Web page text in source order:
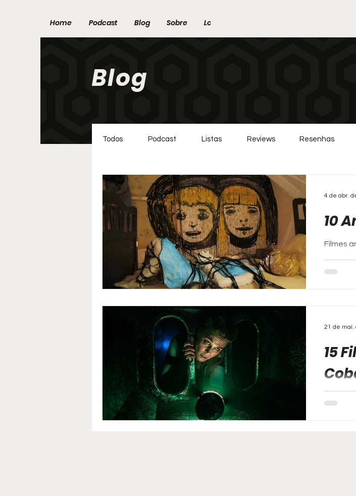
Home Podcast Blog Sobre Loja
Blog
10
Filmes
4 de abr.
15
21 de mai.
Todos Reviews
Listas Resenhas
Podcast